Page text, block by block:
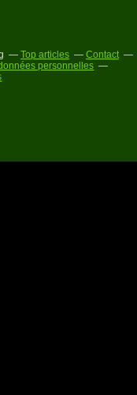
Top articles
Contact
personnelles